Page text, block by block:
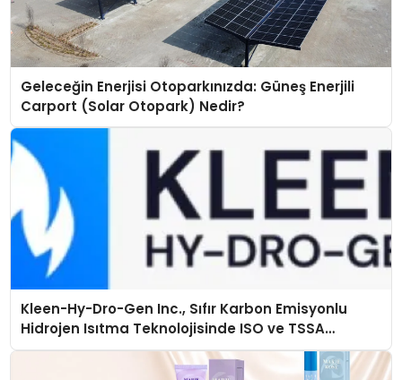
Geleceğin Enerjisi Otoparkınızda: Güneş Enerjili
Carport (Solar Otopark) Nedir?
Kleen-Hy-Dro-Gen Inc., Sıfır Karbon Emisyonlu
Hidrojen Isıtma Teknolojisinde ISO ve TSSA
Düzenleyici Onaylarını Aldı